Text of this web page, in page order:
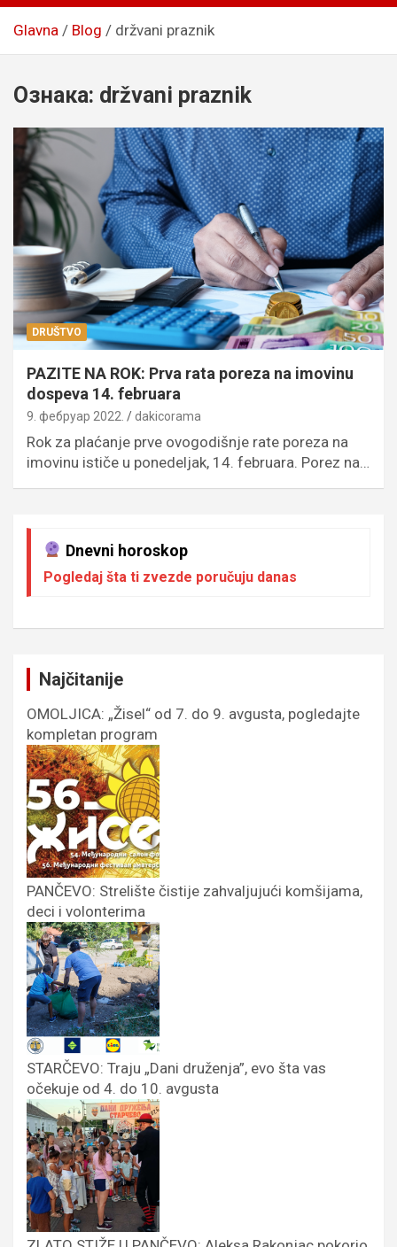
Glavna Blog držvani praznik
Ознака: držvani praznik
DRUŠTVO
PAZITE NA ROK: Prva rata poreza na imovinu
dospeva 14. februara
9. фебруар 2022. dakicorama
Rok za plaćanje prve ovogodišnje rate poreza na
imovinu ističe u ponedeljak, 14. februara. Porez na…
Dnevni horoskop
Pogledaj šta ti zvezde poručuju danas
Najčitanije
OMOLJICA: „Žisel“ od 7. do 9. avgusta, pogledajte
kompletan program
PANČEVO: Strelište čistije zahvaljujući komšijama,
deci i volonterima
STARČEVO: Traju „Dani druženja”, evo šta vas
očekuje od 4. do 10. avgusta